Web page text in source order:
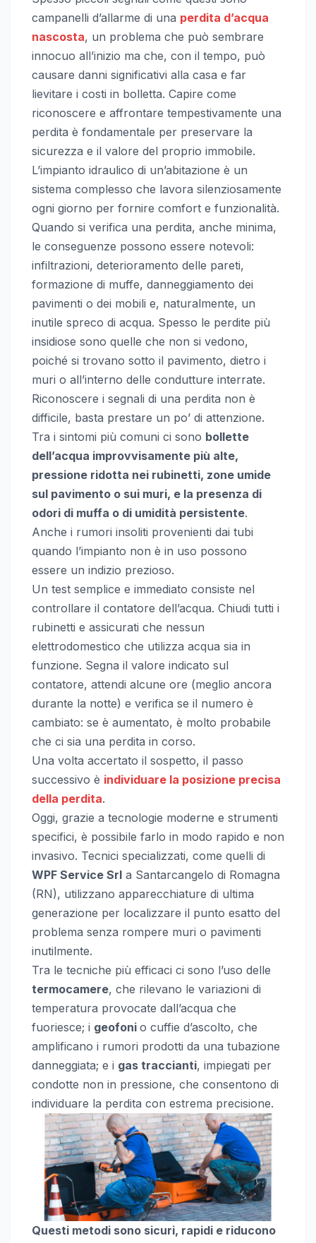
campanelli d’allarme di una perdita d’acqua
nascosta, un problema che può sembrare
innocuo all’inizio ma che, con il tempo, può
causare danni significativi alla casa e far
lievitare i costi in bolletta. Capire come
riconoscere e affrontare tempestivamente una
perdita è fondamentale per preservare la
sicurezza e il valore del proprio immobile.
L’impianto idraulico di un’abitazione è un
sistema complesso che lavora silenziosamente
ogni giorno per fornire comfort e funzionalità.
Quando si verifica una perdita, anche minima,
le conseguenze possono essere notevoli:
infiltrazioni, deterioramento delle pareti,
formazione di muffe, danneggiamento dei
pavimenti o dei mobili e, naturalmente, un
inutile spreco di acqua. Spesso le perdite più
insidiose sono quelle che non si vedono,
poiché si trovano sotto il pavimento, dietro i
muri o all’interno delle condutture interrate.
Riconoscere i segnali di una perdita non è
difficile, basta prestare un po’ di attenzione.
Tra i sintomi più comuni ci sono bollette
dell’acqua improvvisamente più alte,
pressione ridotta nei rubinetti, zone umide
sul pavimento o sui muri, e la presenza di
odori di muffa o di umidità persistente.
Anche i rumori insoliti provenienti dai tubi
quando l’impianto non è in uso possono
essere un indizio prezioso.
Un test semplice e immediato consiste nel
controllare il contatore dell’acqua. Chiudi tutti i
rubinetti e assicurati che nessun
elettrodomestico che utilizza acqua sia in
funzione. Segna il valore indicato sul
contatore, attendi alcune ore (meglio ancora
durante la notte) e verifica se il numero è
cambiato: se è aumentato, è molto probabile
che ci sia una perdita in corso.
Una volta accertato il sospetto, il passo
successivo è individuare la posizione precisa
della perdita.
Oggi, grazie a tecnologie moderne e strumenti
specifici, è possibile farlo in modo rapido e non
invasivo. Tecnici specializzati, come quelli di
WPF Service Srl a Santarcangelo di Romagna
(RN), utilizzano apparecchiature di ultima
generazione per localizzare il punto esatto del
problema senza rompere muri o pavimenti
inutilmente.
Tra le tecniche più efficaci ci sono l’uso delle
termocamere, che rilevano le variazioni di
temperatura provocate dall’acqua che
fuoriesce; i geofoni o cuffie d’ascolto, che
amplificano i rumori prodotti da una tubazione
danneggiata; e i gas traccianti, impiegati per
condotte non in pressione, che consentono di
individuare la perdita con estrema precisione.
Questi metodi sono sicuri, rapidi e riducono